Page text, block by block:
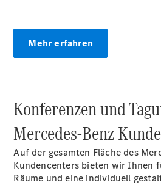
Warnung: Betrug
beim
Limousinen
Mehr erfahren
Konferenzen und
Mercedes‑Benz
Auf der gesamten Fläche des
Kundencenters bieten wir Ihnen
Räume und eine individuell